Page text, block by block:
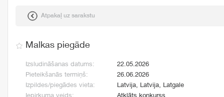
Atpakaļ uz sarakstu
Malkas piegāde
Izsludināšanas datums:
22.05.2026
Pieteikšanās termiņš:
26.06.2026
Izpildes/piegādes vieta:
Latvija, Latvija, Latgale